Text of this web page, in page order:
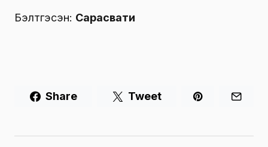
Бэлтгэсэн: Сарасвати
Share Tweet